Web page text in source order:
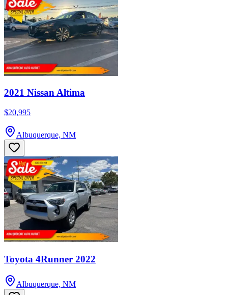
2021 Nissan Altima
$20,995
Albuquerque, NM
Toyota 4Runner 2022
Albuquerque, NM